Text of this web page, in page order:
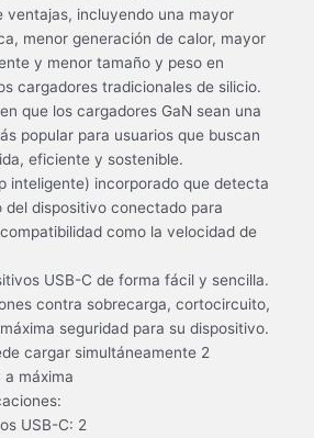
ventajas, incluyendo una mayor
menor generación de calor, mayor
y menor tamaño y peso en
cargadores tradicionales de silicio.
que los cargadores GaN sean una
popular para usuarios que buscan
eficiente y sostenible.
inteligente) incorporado que detecta
del dispositivo conectado para
como la velocidad de
USB-C de forma fácil y sencilla.
contra sobrecarga, cortocircuito,
seguridad para su dispositivo.
cargar simultáneamente 2
a máxima
USB-C: 2